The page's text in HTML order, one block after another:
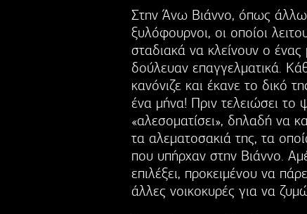
Στην Άνω Βιάννο, όπως
ξυλόφουρνοι, οι οποίοι
σταδιακά να κλείνουν ο
δούλευαν επαγγελματικά.
κανόνιζε και έκανε το δικό
ένα μήνα! Πριν τελειώσει το
«αλεσοματίσει», δηλαδή να
τα αλεματοσακιά της, τα
που υπήρχαν στην Βιάννο.
επιλέξει, προκειμένου να
άλλες νοικοκυρές για να